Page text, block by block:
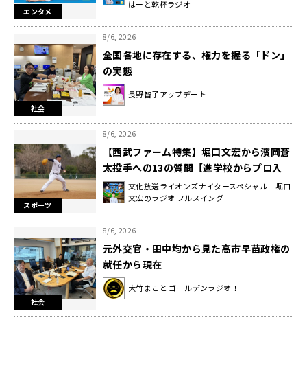
エンタメ
はーと乾杯ラジオ
社会
8/6, 2026
全国各地に存在する、権力を握る「ドン」
の実態
長野智子アップデート
スポーツ
8/6, 2026
【西武ファーム特集】堀口文宏から濱岡蒼
太投手への13の質問【進学校からプロ入
り！異色の選手を徹底解剖】
文化放送ライオンズナイタースペシャル 堀口
文宏のラジオ フルスイング
社会
8/6, 2026
元外交官・田中均から見た高市早苗政権の
就任から現在
大竹まこと ゴールデンラジオ！